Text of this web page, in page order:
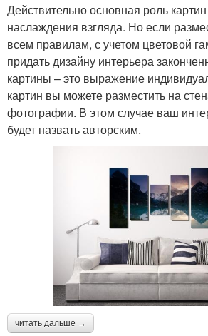
Действительно основная роль картин
наслаждения взгляда. Но если
всем правилам, с учетом цветовой
придать дизайну интерьера
картины – это выражение
картин вы можете разместить на
фотографии. В этом случае ваш
будет назвать авторским.
читать дальше →